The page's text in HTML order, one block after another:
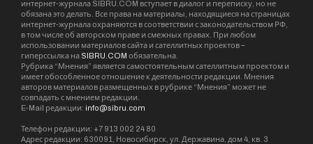
интернет-журнала SIBRU.COM вступает в диалог и переписку, но не
обязана это делать. Все права на материалы, находящиеся на страницах
интернет-журнала охраняются в соответствии с законодательством РФ,
в том числе об авторском праве и смежных правах. При любом
использовании материалов сайта и сателлитных проектов –
гиперссылка на SIBRU.COM обязательна.
Рубрика “Мнения” является самостоятельным сателлитным проектом и
имеет обособленное отношение к деятельности редакции. Мнения
авторов материалов размещенных в рубрике “Мнения” может не
совпадать с мнением редакции.
E-Mail редакции: info@sibru.com
Телефон редакции: +7 913 002 24 80
Адрес редакции: 630091, Новосибирск, ул. Державина, дом 4, кв. 3